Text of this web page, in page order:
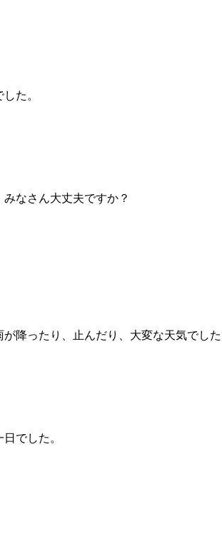
た。
なさん大丈夫ですか？
降ったり、止んだり、大変な天気でし
でした。